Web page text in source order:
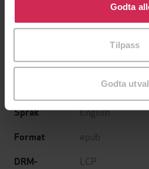
bruke cookies for alle disse
tilpasse ditt samtykke til
Godta
Tilpass
Godta
Forlag Weidenfeld &
09.12.2010
og fakta
Språk English
Format epub
DRM-
LCP